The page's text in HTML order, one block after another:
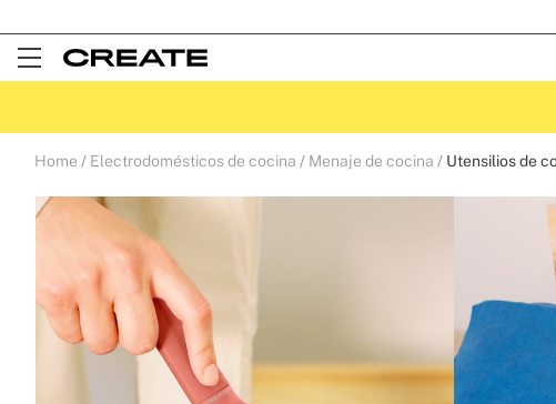
Open
Home Electrodomésticos de cocina Menaje de cocina Utensilios de